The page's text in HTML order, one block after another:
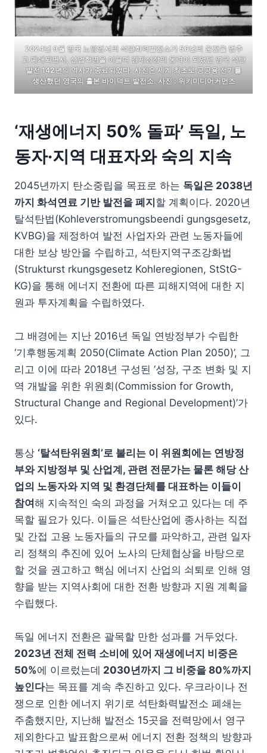
2024년 9월 영국 노팅엄셔의 석탄화력발전소가 56년의 운전을 멈추
고 폐쇄되면서, 산업혁명을 이끌며 경제성장의 동력이 되었던 영국 석탄
발전 142년의 역사가 종료되었다. 사진은 세계 최초로 공공용 전기를
생산했던 영국의 홀본 바이덕트 발전소. 사진 : 위키미디어커먼즈
‘재생에너지 50% 돌파’ 독일, 노
동자·지역 대표자와 숙의 지속
2045년까지 탄소중립을 목표로 하는 독일은 2038년
까지 화석연료 기반 발전을 폐지할 계획이다. 2020년
탈석탄법(Kohleverstromungsbeendi gungsgesetz,
KVBG)을 제정하여 발전 사업자와 관련 노동자들에
대한 보상 방안을 수립하고, 석탄지역구조강화법
(Strukturst rkungsgesetz Kohleregionen, StStG-
KG)을 통해 에너지 전환에 따른 피해지역에 대한 지
원과 투자계획을 수립하였다.
그 배경에는 지난 2016년 독일 연방정부가 수립한
‘기후행동계획 2050(Climate Action Plan 2050)’, 그
리고 이에 따라 2018년 구성된 ‘성장, 구조 변화 및 지
역 개발을 위한 위원회(Commission for Growth,
Structural Change and Regional Development)’가
있다.
통상 ‘탈석탄위원회’로 불리는 이 위원회에는 연방정
부와 지방정부 및 산업계, 관련 전문가는 물론 해당 산
업의 노동자와 지역 및 환경단체를 대표하는 이들이
참여해 지속적인 숙의 과정을 거쳐오고 있다는 데 주
목할 필요가 있다. 이들은 석탄산업에 종사하는 직접
및 간접 고용 노동자들의 규모를 파악하고, 관련 일자
리 정책의 추진에 있어 노사의 단체협상을 바탕으로
할 것을 권고하고 핵심 에너지 산업의 쇠퇴로 인해 영
향을 받는 지역사회에 대한 전환 방향과 지원 계획을
수립했다.
독일 에너지 전환은 괄목할 만한 성과를 거두었다.
2023년 전체 전력 소비에 있어 재생에너지 비중은
50%에 이르렀는데 2030년까지 그 비중을 80%까지
높인다는 목표를 계속 추진하고 있다. 우크라이나 전
쟁으로 인한 에너지 위기로 석탄화력발전소 폐쇄는
주춤했지만, 지난해 발전소 15곳을 전력망에서 영구
제외한다고 발표함으로써 에너지 전환 정책의 방향과